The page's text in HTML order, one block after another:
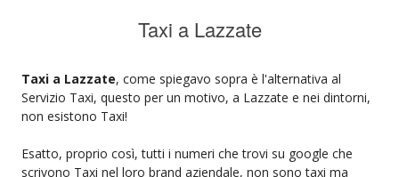
Taxi a Lazzate
Taxi a Lazzate, come spiegavo sopra è l'alternativa al
Servizio Taxi, questo per un motivo, a Lazzate e nei dintorni,
non esistono Taxi!
Esatto, proprio così, tutti i numeri che trovi su google che
scrivono Taxi nel loro brand aziendale, non sono taxi ma